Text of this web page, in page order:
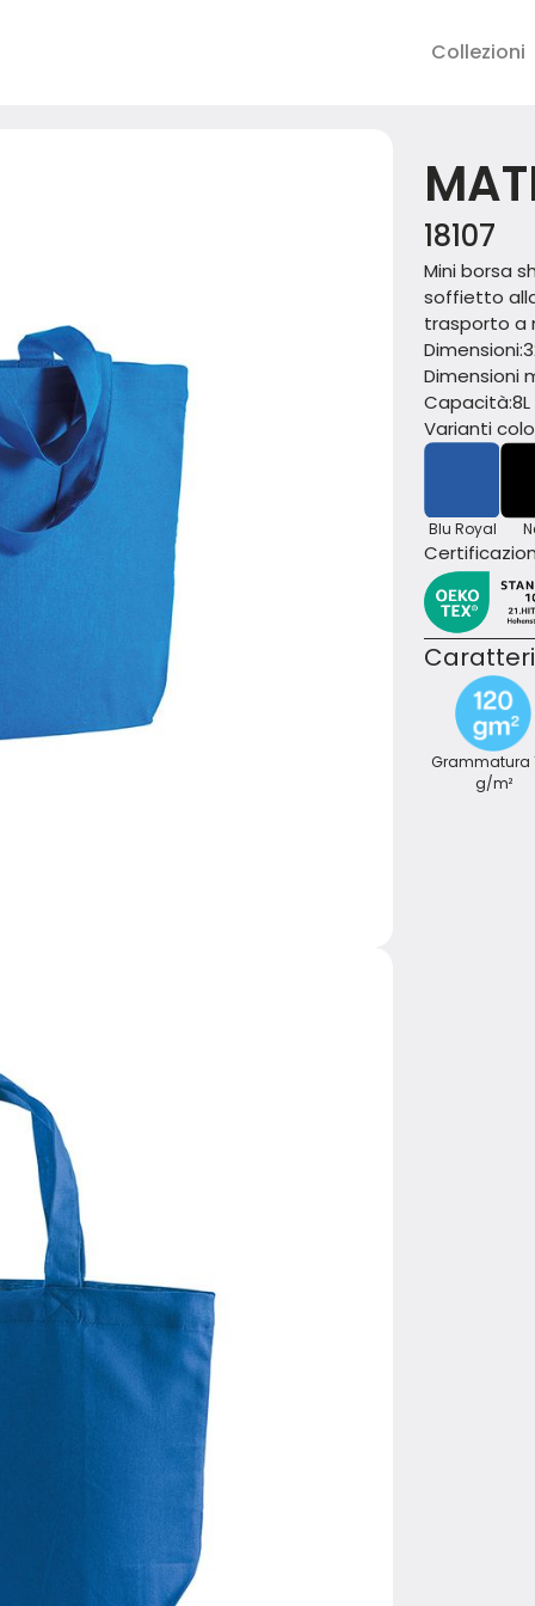
Collezioni
18107
Mini borsa
soffietto
trasporto a
Dimensioni:
Dimensioni
Capacità:8L
Varianti
Blu Royal
Grammatura
g/m²